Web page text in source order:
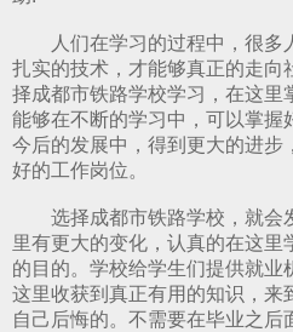
人们在学习的过程中，很多
扎实的技术，才能够真正的走向
择成都市铁路学校学习，在这里
能够在不断的学习中，可以掌握
今后的发展中，得到更大的进步
好的工作岗位。
选择成都市铁路学校 ，就
里有更大的变化，认真的在这里
的目的。学校给学生们提供就业
这里收获到真正有用的知识，来
自己后悔的。不需要在毕业之